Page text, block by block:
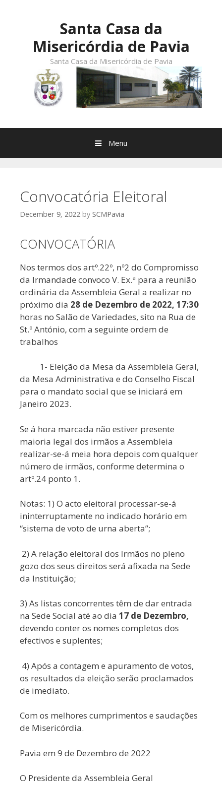
Santa Casa da
Misericórdia de Pavia
Santa Casa da Misericórdia de Pavia
Menu
Convocatória Eleitoral
December 9, 2022 by SCMPavia
CONVOCATÓRIA
Nos termos dos artº.22º, nº2 do Compromisso
da Irmandade convoco V. Ex.ª para a reunião
ordinária da Assembleia Geral a realizar no
próximo dia 28 de Dezembro de 2022, 17:30
horas no Salão de Variedades, sito na Rua de
St.º António, com a seguinte ordem de
trabalhos
1- Eleição da Mesa da Assembleia Geral,
da Mesa Administrativa e do Conselho Fiscal
para o mandato social que se iniciará em
Janeiro 2023.
Se á hora marcada não estiver presente
maioria legal dos irmãos a Assembleia
realizar-se-á meia hora depois com qualquer
número de irmãos, conforme determina o
artº.24 ponto 1.
Notas: 1) O acto eleitoral processar-se-á
ininterruptamente no indicado horário em
“sistema de voto de urna aberta”;
2) A relação eleitoral dos Irmãos no pleno
gozo dos seus direitos será afixada na Sede
da Instituição;
3) As listas concorrentes têm de dar entrada
na Sede Social até ao dia 17 de Dezembro,
devendo conter os nomes completos dos
efectivos e suplentes;
4) Após a contagem e apuramento de votos,
os resultados da eleição serão proclamados
de imediato.
Com os melhores cumprimentos e saudações
de Misericórdia.
Pavia em 9 de Dezembro de 2022
O Presidente da Assembleia Geral